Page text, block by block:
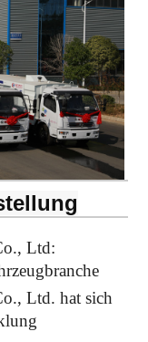
Ltd:
Ltd. hat sich